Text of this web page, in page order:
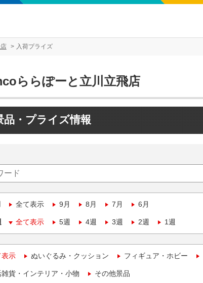
入荷プライズ
ららぽーと立川立飛店
品・プライズ情報
全て表示 9月 8月 7月 6月
全て表示 5週 4週 3週 2週 1週
表示 ぬいぐるみ・クッション フィギュア・ホビー
貨・インテリア・小物 その他景品